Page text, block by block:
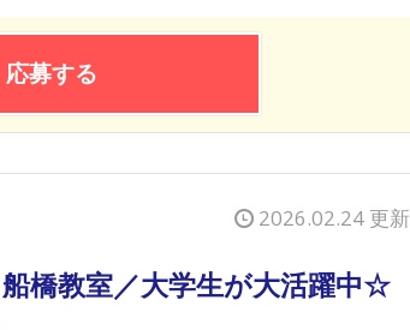
応募する
2026.02.24 更新
橋教室／大学生が大活躍中☆